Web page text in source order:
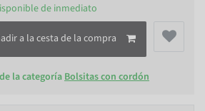
de inmediato
a la cesta de la compra
la categoría Bolsitas con cordón